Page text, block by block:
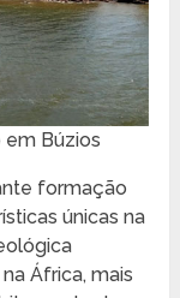
em Búzios
formação
únicas na
África, mais